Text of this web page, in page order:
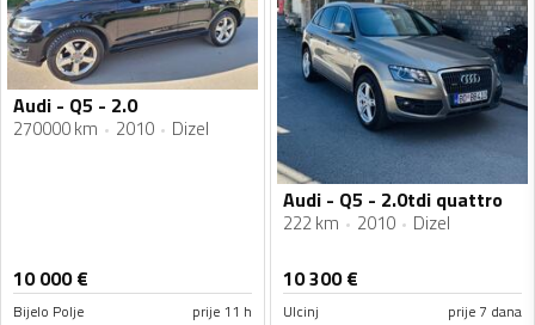
Audi - Q5 - 2.0
270000 km 2010 Dizel
10 000€
Bijelo Polje prije 11 h
Audi - Q5 - 2.0tdi quattro
222 km 2010 Dizel
10 300€
Ulcinj prije 7 dana